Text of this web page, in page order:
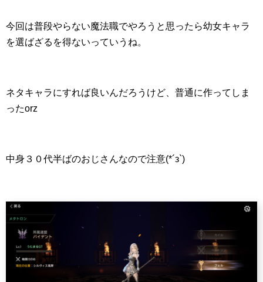
今回は普段やらない魔法職でやろうと思ったら幼女キャラ
を選ばざるを得ないっていうね。
ネタキャラにすれば良いんだろうけど、普通に作ってしま
ったorz
中身３０代半ばのおじさんなので注意(*´з`)